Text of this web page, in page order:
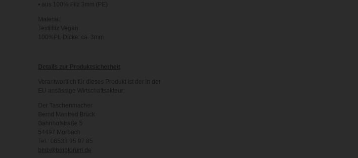
• aus 100% Filz 3mm (PE)
Material:
Textilfilz Vegan
100%PL Dicke: ca. 3mm
Details zur Produktsicherheit
Verantwortlich für dieses Produkt ist der in der
EU ansässige Wirtschaftsakteur:
Der Taschenmacher
Bernd Manfred Brück
Bahnhofstraße 5
54497 Morbach
Tel.: 06533 95 97 85
bmb@bmbforum.de